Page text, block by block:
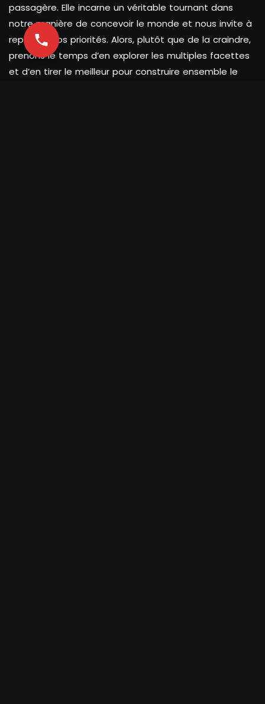
passagère. Elle incarne un véritable tournant dans
notre manière de concevoir le monde et nous invite à
repenser nos priorités. Alors, plutôt que de la craindre,
prenons le temps d’en explorer les multiples facettes
et d’en tirer le meilleur pour construire ensemble le